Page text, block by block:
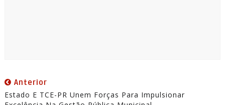
Anterior
Estado E TCE-PR Unem Forças Para Impulsionar